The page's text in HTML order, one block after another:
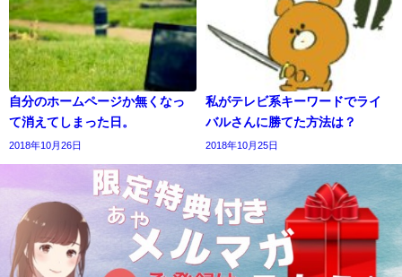
自分のホームページか無くなっ
て消えてしまった日。
2018年10月26日
私がテレビ系キーワードでライ
バルさんに勝てた方法は？
2018年10月25日